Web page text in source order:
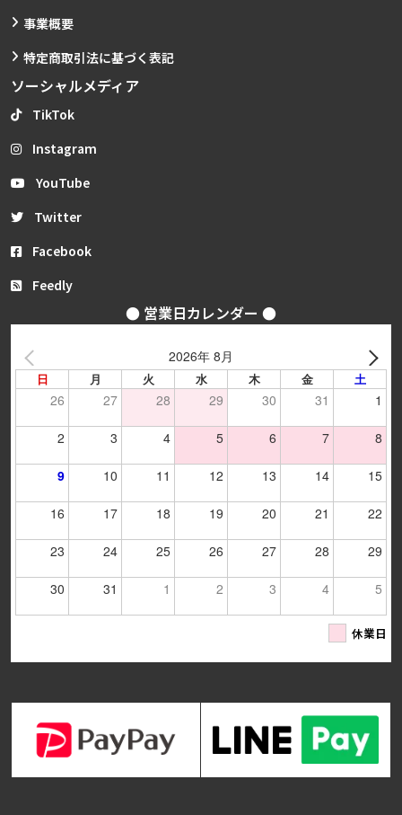
事業概要
特定商取引法に基づく表記
ソーシャルメディア
TikTok
Instagram
YouTube
Twitter
Facebook
Feedly
● 営業日カレンダー ●
2026年 8月
日 月 火 水 木 金 土
26 27 28 29 30 31 1
2 3 4 5 6 7 8
9 10 11 12 13 14 15
16 17 18 19 20 21 22
23 24 25 26 27 28 29
30 31 1 2 3 4 5
休業日